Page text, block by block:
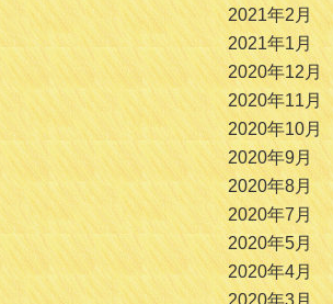
2021年2月
2021年1月
2020年12月
2020年11月
2020年10月
2020年9月
2020年8月
2020年7月
2020年5月
2020年4月
2020年3月